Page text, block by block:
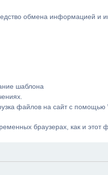
обмена информацией и
шаблона
файлов на сайт с помощью
браузерах, как и этот